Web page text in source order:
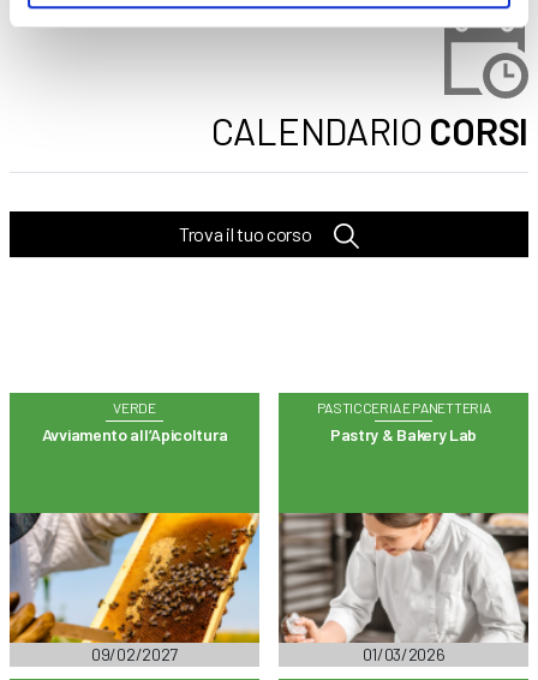
CALENDARIO CORSI
Trova il tuo corso
VERDE
Avviamento all’Apicoltura
09/02/2027
PASTICCERIA E PANETTERIA
Pastry & Bakery Lab
01/03/2026